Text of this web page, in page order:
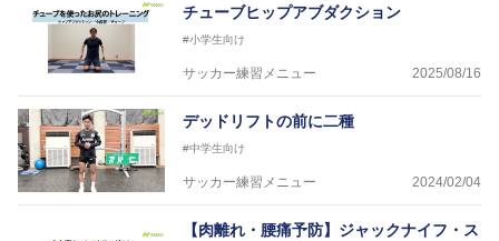
チューブヒップアブダクション
#小学生向け
サッカー練習メニュー 2025/08/16
デッドリフトの前に二種
#中学生向け
サッカー練習メニュー 2024/02/04
【肉離れ・腰痛予防】ジャックナイフ・ス